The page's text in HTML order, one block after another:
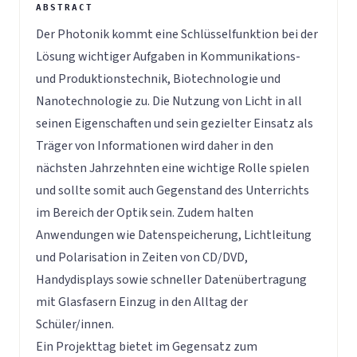
Der Photonik kommt eine Schlüsselfunktion bei der
Lösung wichtiger Aufgaben in Kommunikations-
und Produktionstechnik, Biotechnologie und
Nanotechnologie zu. Die Nutzung von Licht in all
seinen Eigenschaften und sein gezielter Einsatz als
Träger von Informationen wird daher in den
nächsten Jahrzehnten eine wichtige Rolle spielen
und sollte somit auch Gegenstand des Unterrichts
im Bereich der Optik sein. Zudem halten
Anwendungen wie Datenspeicherung, Lichtleitung
und Polarisation in Zeiten von CD/DVD,
Handydisplays sowie schneller Datenübertragung
mit Glasfasern Einzug in den Alltag der
Schüler/innen.
Ein Projekttag bietet im Gegensatz zum